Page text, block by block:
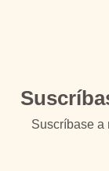
Suscríbase a